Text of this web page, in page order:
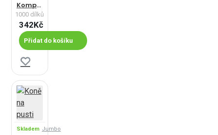
Kompletní renovace! - WASGIJ Puzzle
1000 dílků
342Kč
Přidat do košíku
Skladem Jumbo